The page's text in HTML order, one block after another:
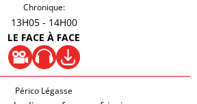
Chronique:
13H05 - 14H00
LE FACE À FACE
Périco Légasse